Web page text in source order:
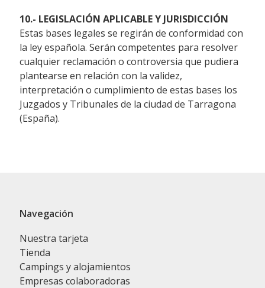
10.- LEGISLACIÓN APLICABLE Y JURISDICCIÓN
Estas bases legales se regirán de conformidad con
la ley española. Serán competentes para resolver
cualquier reclamación o controversia que pudiera
plantearse en relación con la validez,
interpretación o cumplimiento de estas bases los
Juzgados y Tribunales de la ciudad de Tarragona
(España).
Navegación
Nuestra tarjeta
Tienda
Campings y alojamientos
Empresas colaboradoras